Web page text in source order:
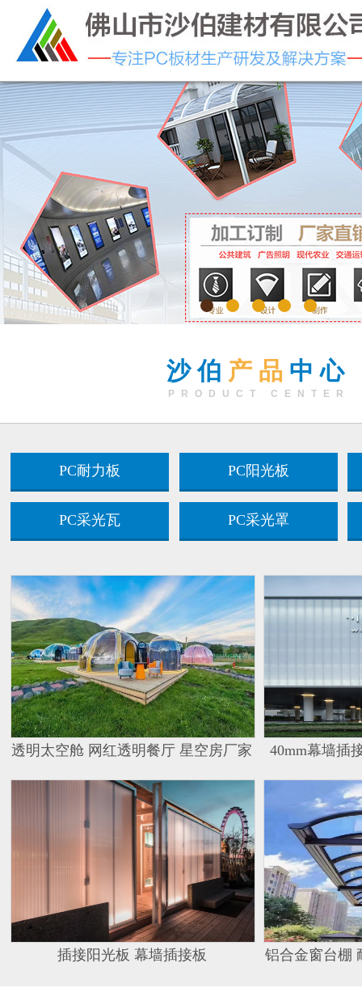
沙伯 产品 中心
PRODUCT CENTER
PC耐力板 PC阳光板
PC采光瓦 PC采光罩
透明太空舱 网红透明餐厅 星空房厂家 40mm幕墙插
插接阳光板 幕墙插接板 铝合金窗台棚